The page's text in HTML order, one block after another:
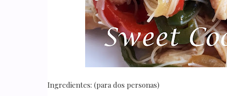
Ingredientes: (para dos personas)